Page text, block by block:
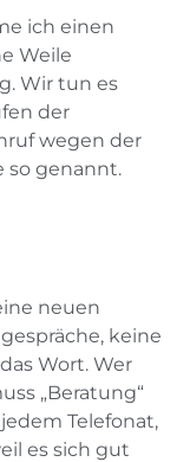
ich einen
Weile
Wir tun es
der
wegen der
so genannt.
neuen
keine
Wort. Wer
„Beratung“
Telefonat,
es sich gut